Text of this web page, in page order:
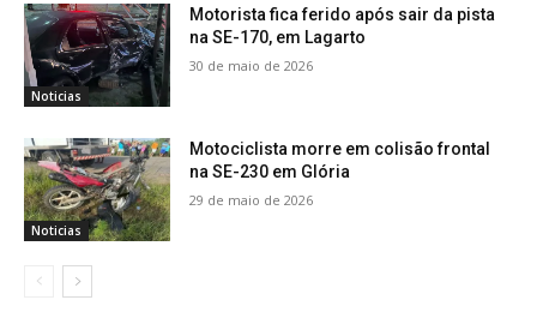
Noticias
Motorista fica ferido após sair da pista
na SE-170, em Lagarto
30 de maio de 2026
Noticias
Motociclista morre em colisão frontal
na SE-230 em Glória
29 de maio de 2026